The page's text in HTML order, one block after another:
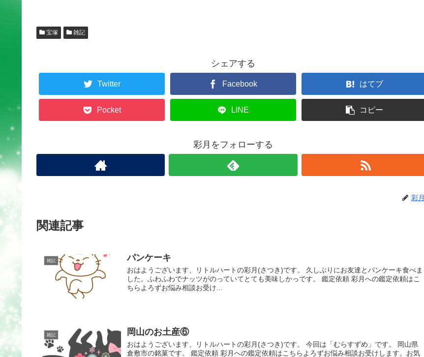
宝塚 雑記
シェアする
Twitter Facebook はてブ
Pocket LINE コピー
彩月をフォローする
彩月
関連記事
雑記 パンケーキ
おはようございます、リトルハートの彩月(さつき)です。 久しぶりにお友達とパンケーキ食べま
した。ふわふわでナッツがのっていてとても美味しかっです。 鑑定依頼 彩月への鑑定依頼はこ
ちらよろずお悩み相談お受け...
雑記 岡山のお土産⑥
おはようございます、リトルハートの彩月(さつき)です。 今回は「むらすずめ」です。 岡山県
倉敷市の銘菓です。 鑑定依頼 彩月への鑑定依頼はこちらよろずお悩み相談お受けします。お気